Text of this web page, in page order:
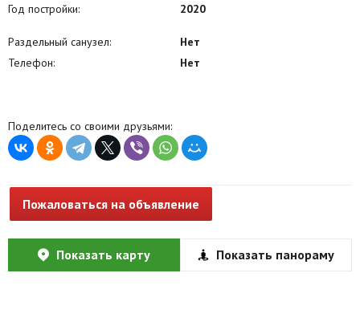
Год постройки:
2020
Раздельный санузел:
Нет
Телефон:
Нет
Поделитесь со своими друзьями:
Пожаловаться на объявление
Показать карту Показать панораму